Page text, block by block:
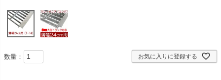
お気に入りに登録する
数量：